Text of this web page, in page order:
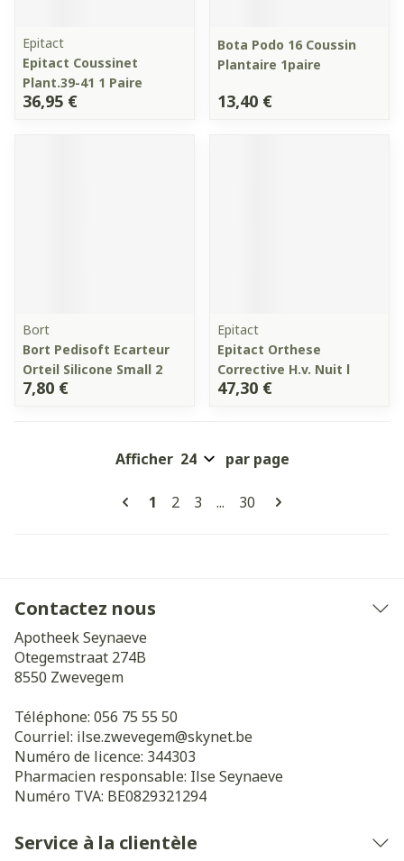
Epitact
Epitact Coussinet
Plant.39-41 1 Paire
36,95 €
Bota Podo 16 Coussin
Plantaire 1paire
13,40 €
Bort
Bort Pedisoft Ecarteur
Orteil Silicone Small 2
7,80 €
Epitact
Epitact Orthese
Corrective H.v. Nuit l
47,30 €
Pages
Vous lisez actuellement la page
1 Page
2 Page
3 ... Page
30
Afficher par page
Contactez nous
Apotheek Seynaeve
Otegemstraat 274B
8550 Zwevegem
Téléphone: 056 75 55 50
Courriel: ilse.zwevegem@skynet.be
Numéro de licence: 344303
Pharmacien responsable: Ilse Seynaeve
Numéro TVA: BE0829321294
Service à la clientèle